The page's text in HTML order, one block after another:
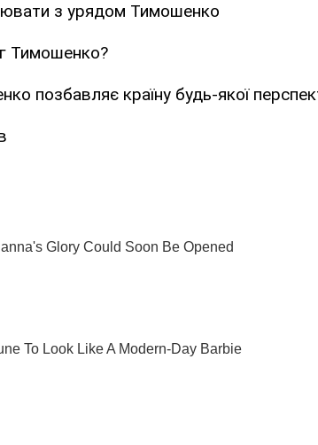
з урядом Тимошенко
Тимошенко?
позбавляє країну будь-якої